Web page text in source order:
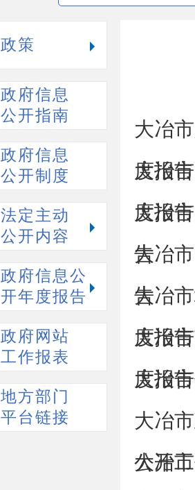
政策
政府信息
公开指南
政府信息
公开制度
法定主动
公开内容
政府信息公
开年度报告
政府网站
工作报表
地方部门
平台链接
大冶
度报告
大冶
度报告
大冶
告
大冶
告
大冶
度报告
大冶
度报告
大冶
大冶
公开
大冶